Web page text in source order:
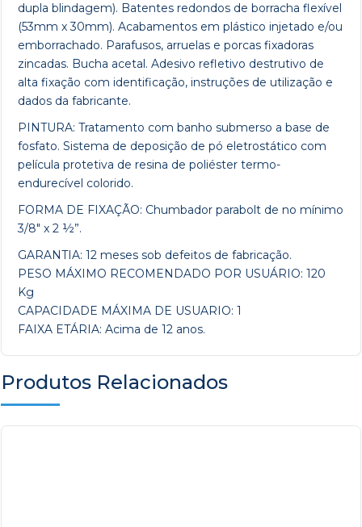
dupla blindagem). Batentes redondos de borracha flexível
(53mm x 30mm). Acabamentos em plástico injetado e/ou
emborrachado. Parafusos, arruelas e porcas fixadoras
zincadas. Bucha acetal. Adesivo refletivo destrutivo de
alta fixação com identificação, instruções de utilização e
dados da fabricante.
PINTURA: Tratamento com banho submerso a base de
fosfato. Sistema de deposição de pó eletrostático com
película protetiva de resina de poliéster termo-
endurecível colorido.
FORMA DE FIXAÇÃO: Chumbador parabolt de no mínimo
3/8″ x 2 ½”.
GARANTIA: 12 meses sob defeitos de fabricação.
PESO MÁXIMO RECOMENDADO POR USUÁRIO: 120
Kg
CAPACIDADE MÁXIMA DE USUARIO: 1
FAIXA ETÁRIA: Acima de 12 anos.
Produtos Relacionados